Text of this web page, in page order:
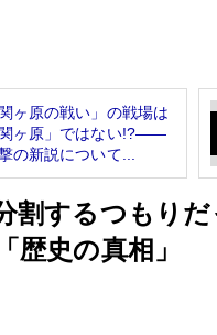
関ヶ原の戦い」の戦場は
関ヶ原」ではない!?――
の新説について...
割するつもり
史の真相」